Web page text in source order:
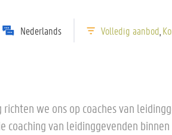
Nederlands Volledig aanbod
we ons op coaches van
coaching van leidinggevenden